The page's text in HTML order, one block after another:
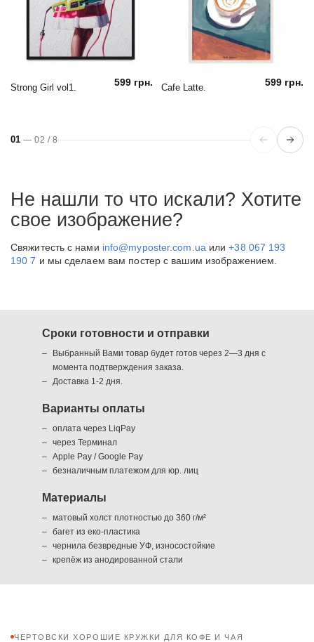
Strong Girl vol1. 599 грн. Cafe Latte. 599 грн.
01 —02 / 8
Не нашли то что искали? Хотите
свое изображение?
Свяжитесть с нами info@myposter.com.ua или+38 067 193
190 7 и мы сделаем вам постер с вашим изображением.
Сроки готовности и отправки
Выбранный Вами товар будет готов через 2—3 дня с
момента подтверждения заказа.
Доставка 1-2 дня.
Варианты оплаты
оплата через LiqPay
через Терминал
Apple Pay / Google Pay
безналичным платежом для юр. лиц
Материалы
матовый холст плотностью до 360 г/м²
багет из еко-пластика
чернила безвредные УФ, износостойкие
крепёж из анодированной стали
ЧЕРТОВСКИ ХОРОШИЕ КРУЖКИ ДЛЯ КОФЕ И ЧАЯ